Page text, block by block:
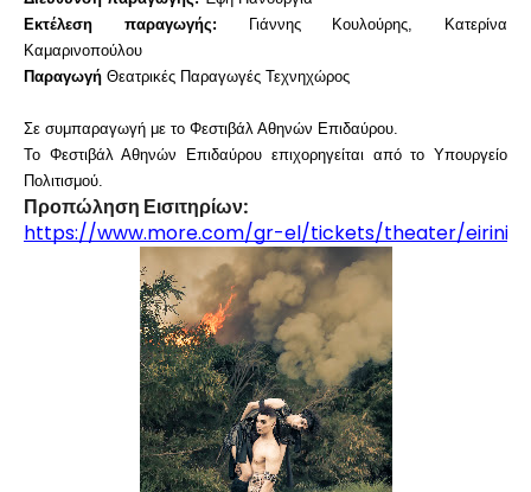
Εκτέλεση παραγωγής:
Γιάννης Κουλούρης, Κατερίνα
Καμαρινοπούλου
Παραγωγή Θεατρικές Παραγωγές Τεχνηχώρος
Σε συμπαραγωγή με το Φεστιβάλ Αθηνών Επιδαύρου.
Το Φεστιβάλ Αθηνών Επιδαύρου επιχορηγείται από το Υπουργείο
Πολιτισμού.
Προπώληση Εισιτηρίων:
https://www.more.com/gr-el/tickets/theater/eirini-